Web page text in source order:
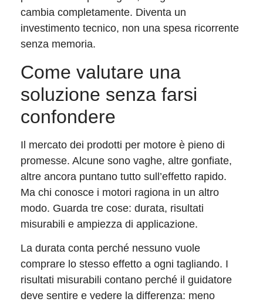
cambia completamente. Diventa un
investimento tecnico, non una spesa ricorrente
senza memoria.
Come valutare una
soluzione senza farsi
confondere
Il mercato dei prodotti per motore è pieno di
promesse. Alcune sono vaghe, altre gonfiate,
altre ancora puntano tutto sull’effetto rapido.
Ma chi conosce i motori ragiona in un altro
modo. Guarda tre cose: durata, risultati
misurabili e ampiezza di applicazione.
La durata conta perché nessuno vuole
comprare lo stesso effetto a ogni tagliando. I
risultati misurabili contano perché il guidatore
deve sentire e vedere la differenza: meno